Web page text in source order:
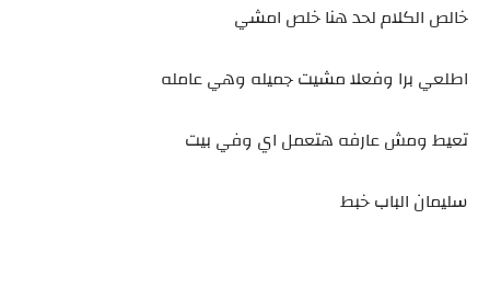
خالص الكلام لحد هنا خلص امشي
اطلعي برا وفعلا مشيت جميله وهي عامله
تعيط ومش عارفه هتعمل اي وفي بيت
سليمان الباب خبط